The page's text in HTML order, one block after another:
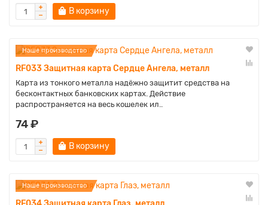
В корзину
Наше производство
RF033 Защитная карта Сердце Ангела, металл
Карта из тонкого металла надёжно защитит средства на
бесконтактных банковских картах. Действие
распространяется на весь кошелек ил..
74 ₽
В корзину
Наше производство